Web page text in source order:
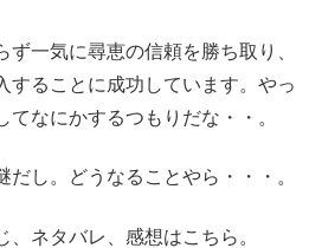
一気に尋恵の信頼を勝ち取り、
することに成功しています。やっ
てなにかするつもりだな・・。
し。どうなることやら・・・。
ネタバレ、感想はこちら。